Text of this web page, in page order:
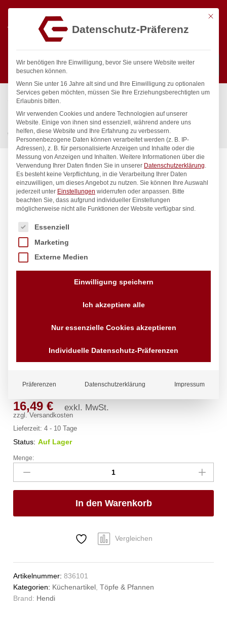
Suchen
Start / Gastronomiebedarf & Gastro Geräte für Profis
Küchenartikel
Töpfe & Pfannen
Fleischtopf – mit Deckel, HENDI, Kitchen Line, 1,9L,
⌀160x(H)95mm
Fleischtopf – mit Deckel, HENDI,
Kitchen Line, 1,9L, ⌀160x(H)95mm
16,49€ exkl. MwSt.
zzgl.Versandkosten
Lieferzeit:4 - 10 Tage
Status: Auf Lager
Fleischtopf
mit
Deckel,
Kitchen
Anzahl
Menge:
In den Warenkorb
Vergleichen
Artikelnummer:836101
Kategorien: Küchenartikel ,Töpfe & Pfannen
Brand: Hendi
Mit
Datenschutz-Präferenz
Wir benötigen Ihre Einwilligung, bevor Sie unsere Website weiter
besuchen können.
Wenn Sie unter 16 Jahre alt sind und Ihre Einwilligung zu optionalen
Services geben möchten, müssen Sie Ihre Erziehungsberechtigten um
Erlaubnis bitten.
Wir verwenden Cookies und andere Technologien auf unserer
Website. Einige von ihnen sind essenziell, während andere uns
helfen, diese Website und Ihre Erfahrung zu verbessern.
Personenbezogene Daten können verarbeitet werden (z. B. IP-
Adressen), z. B. für personalisierte Anzeigen und Inhalte oder die
Messung von Anzeigen und Inhalten. Weitere Informationen über die
Verwendung Ihrer Daten finden Sie in unserer Datenschutzerklärung.
Es besteht keine Verpflichtung, in die Verarbeitung Ihrer Daten
einzuwilligen, um dieses Angebot zu nutzen. Sie können Ihre Auswahl
jederzeit unter Einstellungen widerrufen oder anpassen. Bitte
beachten Sie, dass aufgrund individueller Einstellungen
möglicherweise nicht alle Funktionen der Website verfügbar sind.
Es folgt eine Liste der Service-Gruppen, für die eine
Essenziell
Marketing
Externe Medien
Einwilligung speichern
Ich akzeptiere alle
Nur essenzielle Cookies akzeptieren
Individuelle Datenschutz-Präferenzen
Präferenzen Datenschutzerklärung Impressum